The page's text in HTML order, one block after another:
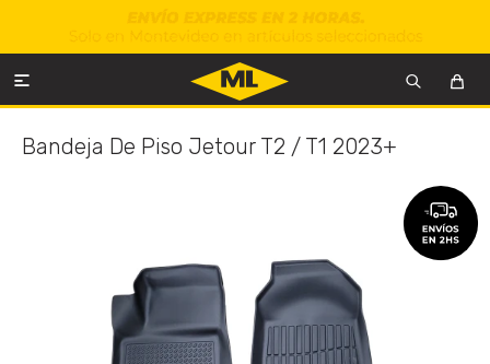

Bandeja De Piso Jetour T2 / T1 2023+